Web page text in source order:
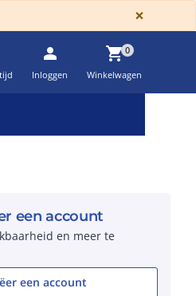
×
person
Inloggen
shopping_cart0
Winkelwagen
een account
en meer te
een account